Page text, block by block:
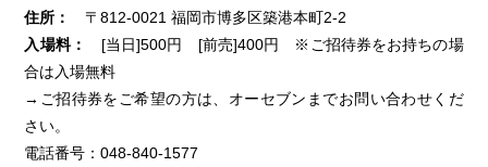
住所： 〒812-0021 福岡市博多区築港本町2-2
入場料：
[当日]500円 [前売]400円 ※ご招待券をお持ちの場
合は入場無料
→ご招待券をご希望の方は、オーセブンまでお問い合わせくだ
さい。
電話番号：048-840-1577